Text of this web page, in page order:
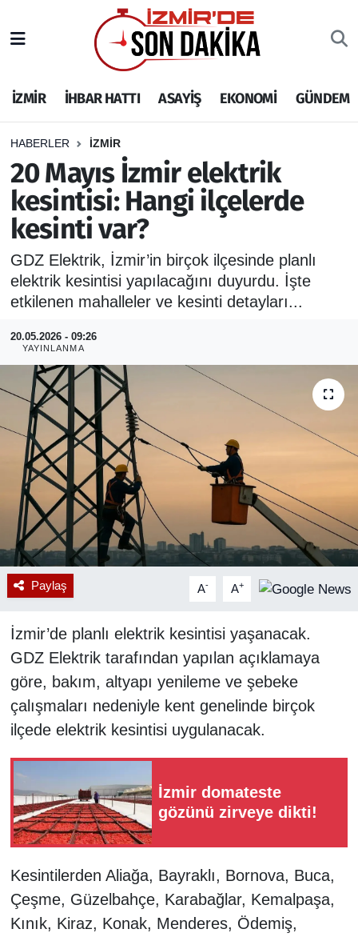
İZMİR İHBAR HATTI ASAYİŞ EKONOMİ GÜNDEM
HABERLER İZMİR
20 Mayıs İzmir elektrik
kesintisi: Hangi ilçelerde
kesinti var?
GDZ Elektrik, İzmir’in birçok ilçesinde planlı
elektrik kesintisi yapılacağını duyurdu. İşte
etkilenen mahalleler ve kesinti detayları...
20.05.2026 - 09:26
YAYINLANMA
Paylaş A- A+
İzmir’de planlı elektrik kesintisi yaşanacak.
GDZ Elektrik tarafından yapılan açıklamaya
göre, bakım, altyapı yenileme ve şebeke
çalışmaları nedeniyle kent genelinde birçok
ilçede elektrik kesintisi uygulanacak.
İzmir domateste
gözünü zirveye dikti!
Kesintilerden Aliağa, Bayraklı, Bornova, Buca,
Çeşme, Güzelbahçe, Karabağlar, Kemalpaşa,
Kınık, Kiraz, Konak, Menderes, Ödemiş,
İHBAR HATTI
DEPREM
GENEL
EKONOMİ
SİYASET
SPOR
ASAYİŞ
RESMİ REKLAM
İzmir Nöbetçi Eczaneler
İzmir Hava Durumu
İzmir Namaz Vakitleri
İzmir Trafik Yoğunluk Haritası
Puan Durumu ve Fikstür
Tüm Manşetler
Son Dakika Haberleri
Haber Arşivi